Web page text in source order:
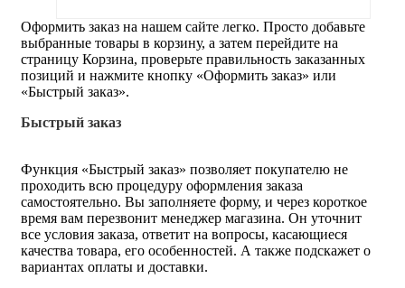
Оформить заказ на нашем сайте легко. Просто добавьте
выбранные товары в корзину, а затем перейдите на
страницу Корзина, проверьте правильность заказанных
позиций и нажмите кнопку «Оформить заказ» или
«Быстрый заказ».
Быстрый заказ
Функция «Быстрый заказ» позволяет покупателю не
проходить всю процедуру оформления заказа
самостоятельно. Вы заполняете форму, и через короткое
время вам перезвонит менеджер магазина. Он уточнит
все условия заказа, ответит на вопросы, касающиеся
качества товара, его особенностей. А также подскажет о
вариантах оплаты и доставки.